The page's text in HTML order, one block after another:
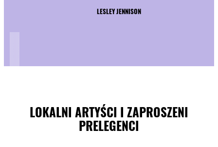
LESLEY JENNISON
LOKALNI ARTYŚCI I ZAPROSZENI
PRELEGENCI